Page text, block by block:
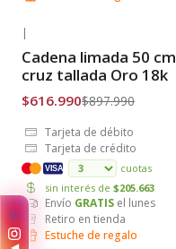
Envío Gratis
|
Cadena limada 50 cm
cruz tallada Oro 18k
$616.990$897.990
Tarjeta de débito
Tarjeta de crédito
VISA
cuotas
sin interés de $205.663
Envío GRATIS el lunes
Retiro en tienda
Estuche de regalo
✨